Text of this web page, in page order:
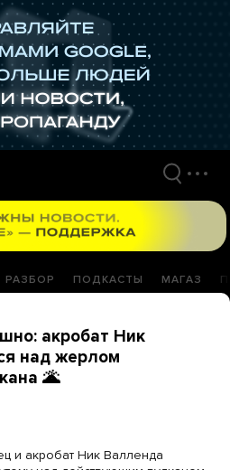
РАЗБОР ПОДКАСТЫ МАГАЗ
акробат Ник
над жерлом
🌋
и акробат Ник Валленда